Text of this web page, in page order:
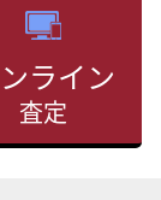
ライン
査定